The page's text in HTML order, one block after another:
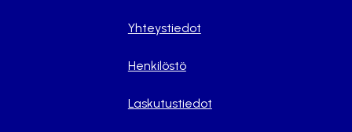
Yhteystiedot
Henkilöstö
Laskutustiedot